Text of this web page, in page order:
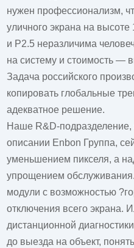
нужен профессионализм,
уличного экрана на
и P2.5 неразличима
на систему и стоимость —
Задача российского
копировать глобальные
адекватное решение.
Наше R&D-подразделение,
описании Enbon Группа,
уменьшением пикселя, а
упрощением
модули с возможностью
отключения всего экрана.
дистанционной
до выезда на объект,